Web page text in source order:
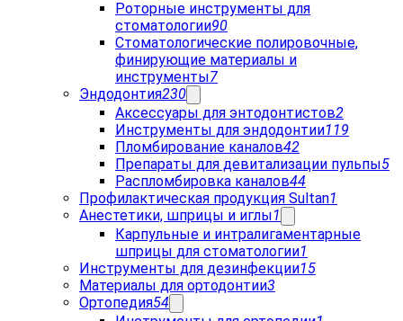
Роторные инструменты для
стоматологии90
Стоматологические полировочные,
финирующие материалы и
инструменты7
Эндодонтия230
Аксессуары для энтодонтистов2
Инструменты для эндодонтии119
Пломбирование каналов42
Препараты для девитализации пульпы5
Распломбировка каналов44
Профилактическая продукция Sultan1
Анестетики, шприцы и иглы1
Карпульные и интралигаментарные
шприцы для стоматологии1
Инструменты для дезинфекции15
Материалы для ортодонтии3
Ортопедия54